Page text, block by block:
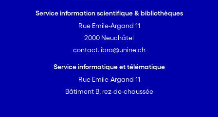
Service information scientifique & bibliothèques
Rue Emile-Argand 11
2000 Neuchâtel
contact.libra@unine.ch
Service informatique et télématique
Rue Emile-Argand 11
Bâtiment B, rez-de-chaussée